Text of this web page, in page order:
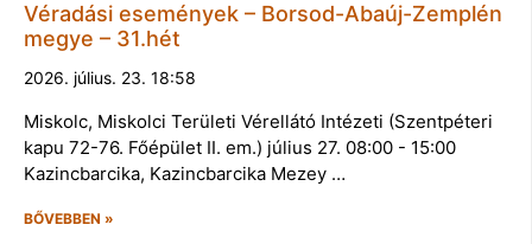
Véradási események – Borsod-Abaúj-Zemplén
megye – 31.hét
2026. július. 23. 18:58
Miskolc, Miskolci Területi Vérellátó Intézeti (Szentpéteri
kapu 72-76. Főépület II. em.) július 27. 08:00 - 15:00
Kazincbarcika, Kazincbarcika Mezey …
BŐVEBBEN »